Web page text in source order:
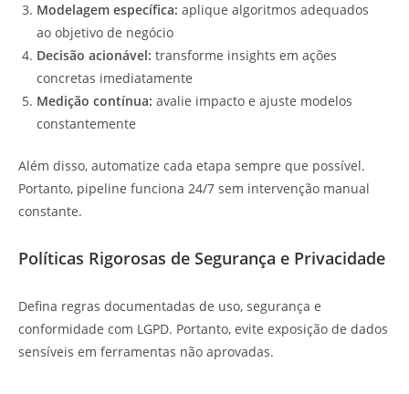
Modelagem específica: aplique algoritmos adequados
ao objetivo de negócio
Decisão acionável: transforme insights em ações
concretas imediatamente
Medição contínua: avalie impacto e ajuste modelos
constantemente
Além disso, automatize cada etapa sempre que possível.
Portanto, pipeline funciona 24/7 sem intervenção manual
constante.
Políticas Rigorosas de Segurança e Privacidade
Defina regras documentadas de uso, segurança e
conformidade com LGPD. Portanto, evite exposição de dados
sensíveis em ferramentas não aprovadas.